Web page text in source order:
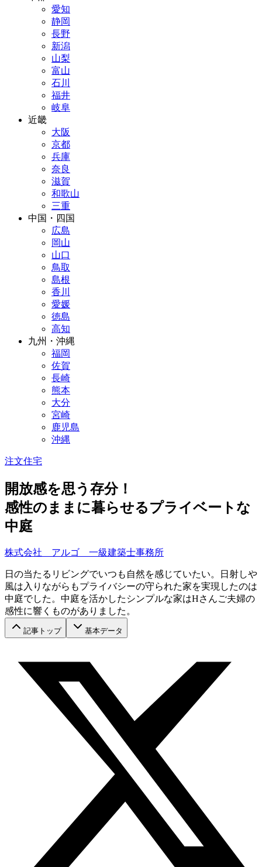
愛知
静岡
長野
新潟
山梨
富山
石川
福井
岐阜
近畿
大阪
京都
兵庫
奈良
滋賀
和歌山
三重
中国・四国
広島
岡山
山口
鳥取
島根
香川
愛媛
徳島
高知
九州・沖縄
福岡
佐賀
長崎
熊本
大分
宮崎
鹿児島
沖縄
注文住宅
開放感を思う存分！
感性のままに暮らせるプライベートな
中庭
株式会社 アルゴ 一級建築士事務所
日の当たるリビングでいつも自然を感じていたい。日射しや
風は入りながらもプライバシーの守られた家を実現したのは
中庭でした。中庭を活かしたシンプルな家はHさんご夫婦の
感性に響くものがありました。
記事トップ 基本データ